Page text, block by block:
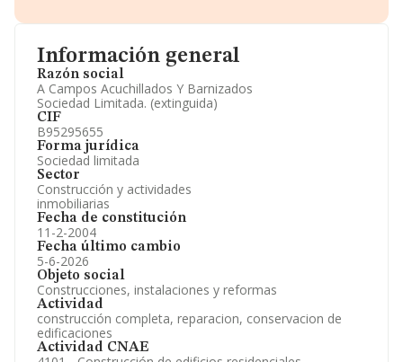
Información general
Razón social
A Campos Acuchillados Y Barnizados
Sociedad Limitada. (extinguida)
CIF
B95295655
Forma jurídica
Sociedad limitada
Sector
Construcción y actividades
inmobiliarias
Fecha de constitución
11-2-2004
Fecha último cambio
5-6-2026
Objeto social
Construcciones, instalaciones y reformas
Actividad
construcción completa, reparacion, conservacion de
edificaciones
Actividad CNAE
Accionistas.
Participaciones y Vinculaciones en otras empresas.
Artículos de prensa publicados sobre la empresa.
Información oficial y registral complementaria.